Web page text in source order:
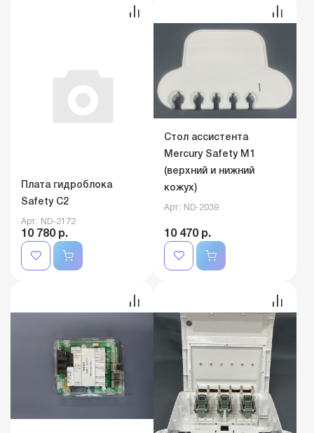
Плата гидроблока
Safety C2
Арт.: ND-2172
10 780 р.
Стол ассистента
Mercury Safety М1
(верхний и нижний
кожух)
Арт.: ND-2039
10 470 р.